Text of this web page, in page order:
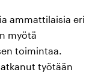
ammattilaisia eri
myötä
toimintaa.
työtään